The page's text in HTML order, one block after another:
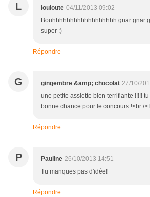
L louloute 04/11/2013 09:02
Bouhhhhhhhhhhhhhhhhhh gnar gnar
super :)
Répondre
G gingembre &amp; chocolat 27/10/
une petite assiette bien terrifiante !!!!!
bonne chance pour le concours !<br /
Répondre
P Pauline 26/10/2013 14:51
Tu manques pas d'idée!
Répondre